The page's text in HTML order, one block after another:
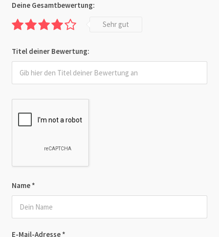
Name *
E-Mail-Adresse *
Deine Gesamtbewertung:
Sehr gut
Titel deiner Bewertung: